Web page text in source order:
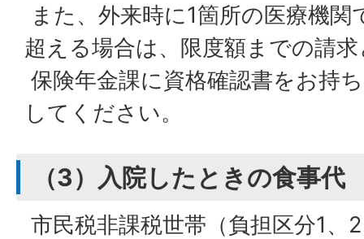
また、外来時に1箇所の医療機
超える場合は、限度額までの請
保険年金課に資格確認書をお持
してください。
（3）入院したときの食事代
市民税非課税世帯（負担区分1、